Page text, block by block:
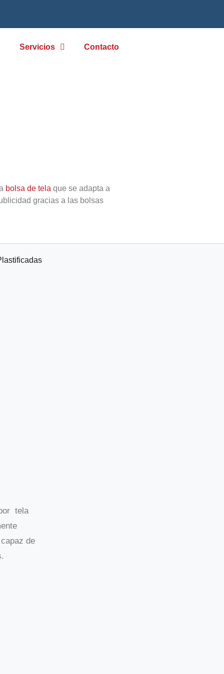
Servicios Contacto
bolsa de tela que se adapta a
gracias a las bolsas
tela
de